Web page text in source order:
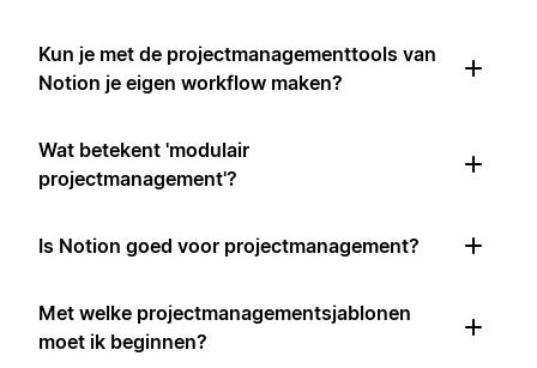
Kun je met de projectmanagementtools van
Notion je eigen workflow maken?
Wat betekent 'modulair
projectmanagement'?
Is Notion goed voor projectmanagement?
Met welke projectmanagementsjablonen
moet ik beginnen?